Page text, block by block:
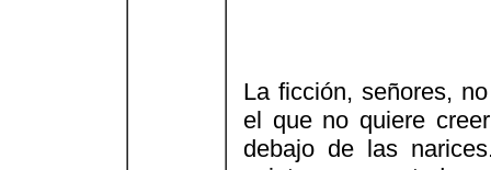
La ficción, señores,
el que no quiere
debajo de las